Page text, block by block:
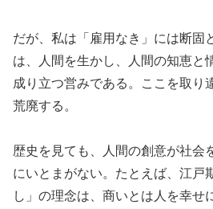
だが、私は「雇用なき」には断固
は、人間を生かし、人間の知恵と
成り立つ営みである。ここを取り
荒廃する。
歴史を見ても、人間の創意が社会
にいとまがない。たとえば、江戸
し」の理念は、商いとは人を幸せ